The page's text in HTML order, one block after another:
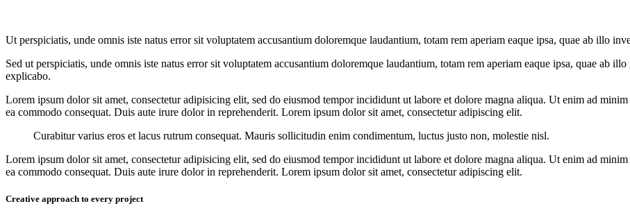
Ut perspiciatis, unde omnis iste natus error sit voluptatem accusantium doloremque laudantium, totam rem aperiam eaque ipsa, quae ab illo
Sed ut perspiciatis, unde omnis iste natus error sit voluptatem accusantium doloremque laudantium, totam rem aperiam eaque ipsa, quae ab
explicabo.
Lorem ipsum dolor sit amet, consectetur adipisicing elit, sed do eiusmod tempor incididunt ut labore et dolore magna aliqua. Ut enim ad
ea commodo consequat. Duis aute irure dolor in reprehenderit. Lorem ipsum dolor sit amet, consectetur adipiscing elit.
Curabitur varius eros et lacus rutrum consequat. Mauris sollicitudin enim condimentum, luctus justo non, molestie nisl.
Lorem ipsum dolor sit amet, consectetur adipisicing elit, sed do eiusmod tempor incididunt ut labore et dolore magna aliqua. Ut enim ad
ea commodo consequat. Duis aute irure dolor in reprehenderit. Lorem ipsum dolor sit amet, consectetur adipiscing elit.
Creative approach to every project